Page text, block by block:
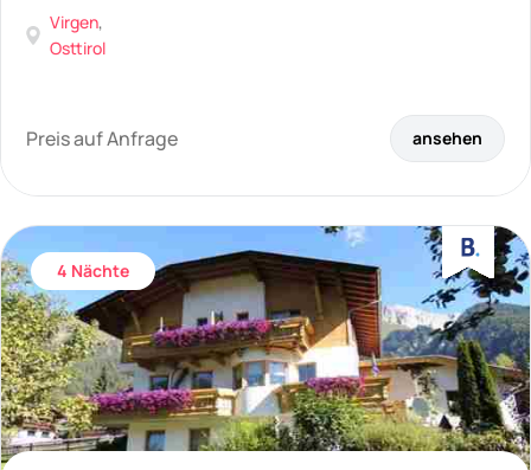
Virgen,
Osttirol
Preis auf Anfrage ansehen
4 Nächte